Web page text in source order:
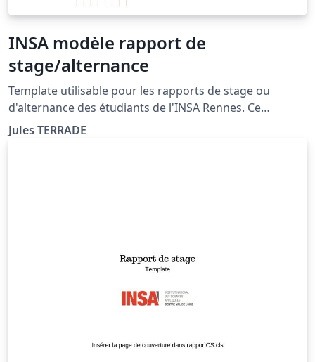
INSA modèle rapport de
stage/alternance
Template utilisable pour les rapports de stage ou
d'alternance des étudiants de l'INSA Rennes. Ce
template s'appuie sur un modèle créé par l'INSA Rennes
au format Word et respecte la chartre graphique de
Jules TERRADE